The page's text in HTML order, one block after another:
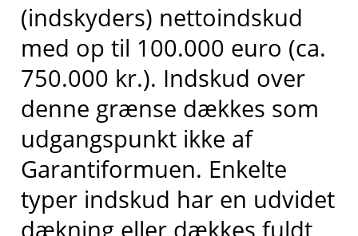
(indskyders) nettoindskud
med op til 100.000 euro (ca.
750.000 kr.). Indskud over
denne grænse dækkes som
udgangspunkt ikke af
Garantiformuen. Enkelte
typer indskud har en udvidet
dækning eller dækkes fuldt